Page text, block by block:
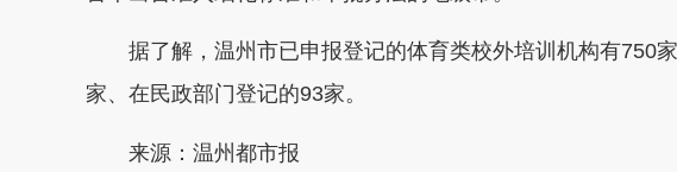
据了解，温州市已申报登记的体育类校外培训机构有750
家、在民政部门登记的93家。
来源：温州都市报